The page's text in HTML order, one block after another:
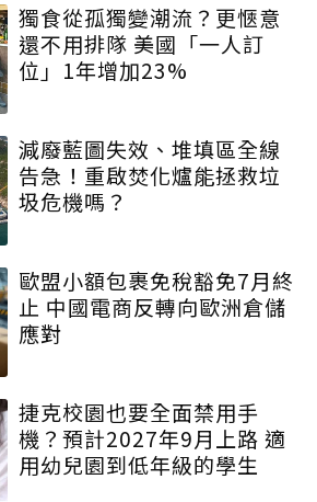
獨食從孤獨變潮流？更愜意
還不用排隊 美國「一人訂
位」1年增加23%
減廢藍圖失效、堆填區全線
告急！重啟焚化爐能拯救垃
圾危機嗎？
歐盟小額包裹免稅豁免7月終
止 中國電商反轉向歐洲倉儲
應對
捷克校園也要全面禁用手
機？預計2027年9月上路 適
用幼兒園到低年級的學生